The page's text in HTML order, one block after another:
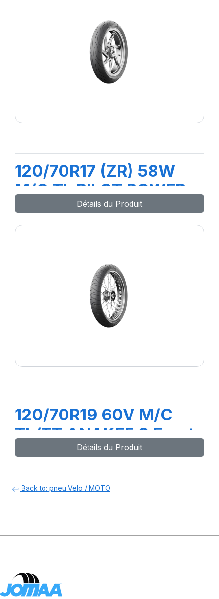
120/70R17 (ZR) 58W
M/C TL PILOT POWER
2CT FrontDétails du Produit
120/70R19 60V M/C
TL/TT ANAKEE 3 Front
Détails du Produit
Back to: pneu Velo / MOTO